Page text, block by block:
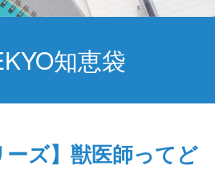
知恵袋
ーズ】獣医師ってど